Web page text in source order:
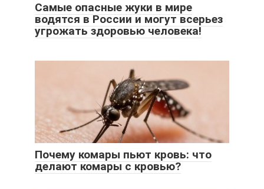
Самые опасные жуки в мире
водятся в России и могут всерьез
угрожать здоровью человека!
Почему комары пьют кровь: что
делают комары с кровью?